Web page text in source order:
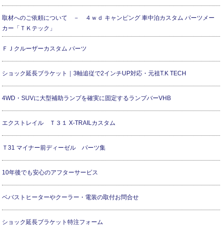
取材へのご依頼について － ４ｗｄ キャンピング 車中泊カスタム パーツメー
カー「ＴＫテック」
ＦＪクルーザーカスタム パーツ
ショック延長ブラケット｜3軸追従で2インチUP対応・元祖T.K TECH
4WD・SUVに大型補助ランプを確実に固定するランプバーVHB
エクストレイル Ｔ３１ X-TRAILカスタム
Ｔ31 マイナー前ディーゼル パーツ集
10年後でも安心のアフターサービス
ベバストヒーターやクーラー・電装の取付お問合せ
ショック延長ブラケット特注フォーム